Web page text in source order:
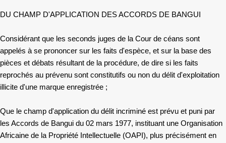
DU CHAMP D'APPLICATION DES ACCORDS DE BANGUI
Considérant que les seconds juges de la Cour de céans sont
appelés à se prononcer sur les faits d'espèce, et sur la base des
pièces et débats résultant de la procédure, de dire si les faits
reprochés au prévenu sont constitutifs ou non du délit d'exploitation
illicite d'une marque enregistrée ;
Que le champ d'application du délit incriminé est prévu et puni par
les Accords de Bangui du 02 mars 1977, instituant une Organisation
Africaine de la Propriété Intellectuelle (OAPI), plus précisément en